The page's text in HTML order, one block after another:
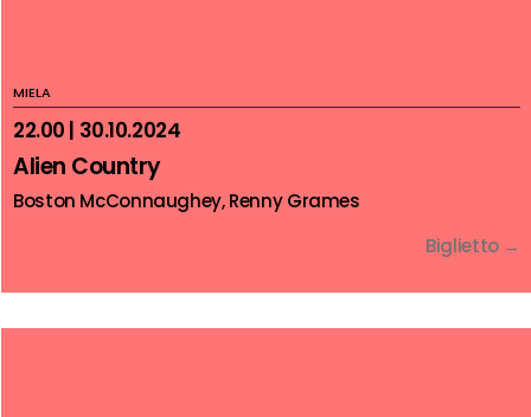
MIELA
22.00 | 30.10.2024
Alien Country
Boston McConnaughey, Renny Grames
Biglietto →